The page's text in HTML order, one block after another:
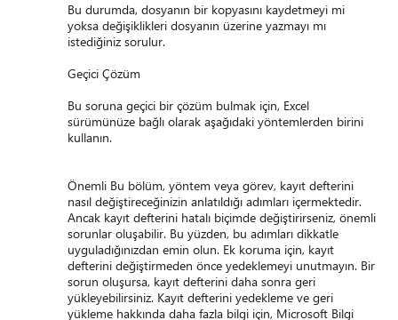
Bu durumda, dosyanın bir kopyasını kaydetmeyi mi
yoksa değişiklikleri dosyanın üzerine yazmayı mı
istediğiniz sorulur.
Geçici Çözüm
Bu soruna geçici bir çözüm bulmak için, Excel
sürümünüze bağlı olarak aşağıdaki yöntemlerden birini
kullanın.
Önemli Bu bölüm, yöntem veya görev, kayıt defterini
nasıl değiştireceğinizin anlatıldığı adımları içermektedir.
Ancak kayıt defterini hatalı biçimde değiştirirseniz, önemli
sorunlar oluşabilir. Bu yüzden, bu adımları dikkatle
uyguladığınızdan emin olun. Ek koruma için, kayıt
defterini değiştirmeden önce yedeklemeyi unutmayın. Bir
sorun oluşursa, kayıt defterini daha sonra geri
yükleyebilirsiniz. Kayıt defterini yedekleme ve geri
yükleme hakkında daha fazla bilgi için, Microsoft Bilgi